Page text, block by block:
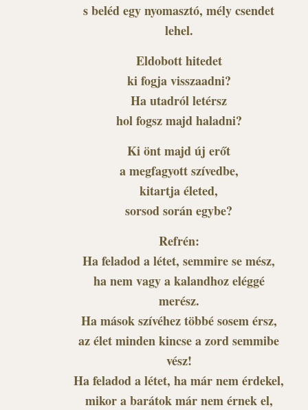
s beléd egy nyomasztó, mély csendet
lehel.
Eldobott hitedet
ki fogja visszaadni?
Ha utadról letérsz
hol fogsz majd haladni?
Ki önt majd új erőt
a megfagyott szívedbe,
kitartja életed,
sorsod során egybe?
Refrén:
Ha feladod a létet, semmire se mész,
ha nem vagy a kalandhoz eléggé
merész.
Ha mások szívéhez többé sosem érsz,
az élet minden kincse a zord semmibe
vész!
Ha feladod a létet, ha már nem érdekel,
mikor a barátok már nem érnek el,